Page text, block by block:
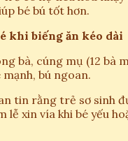
bé bú tốt hơn.
khi biếng ăn kéo dài
bà, cúng mụ (12 bà
mạnh, bú ngoan.
tin rằng trẻ sơ sinh
lễ xin vía khi bé yếu